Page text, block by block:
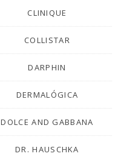
CLINIQUE
COLLISTAR
DARPHIN
DERMALÓGICA
DOLCE AND GABBANA
DR. HAUSCHKA